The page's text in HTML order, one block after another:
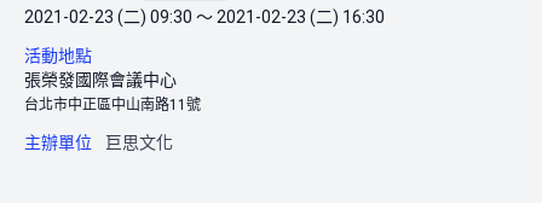
2021-02-23 (二) 09:30 ～ 2021-02-23 (二) 16:30
活動地點
張榮發國際會議中心
台北市中正區中山南路11號
主辦單位 巨思文化